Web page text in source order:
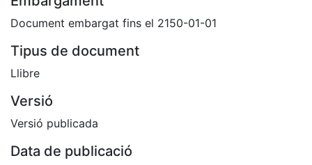
Document embargat fins el 2150-01-01
Tipus de document
Llibre
Versió
Versió publicada
Data de publicació